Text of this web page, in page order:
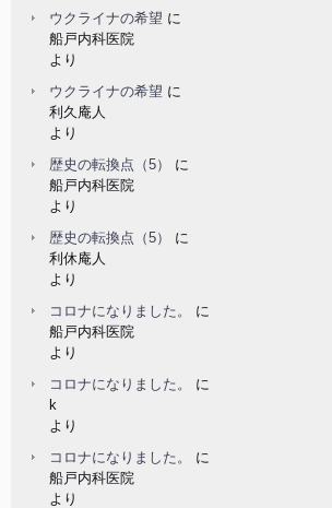
ウクライナの希望 に
船戸内科医院
より
ウクライナの希望 に
利久庵人
より
歴史の転換点（5）
に
船戸内科医院
より
歴史の転換点（5）
に
利休庵人
より
コロナになりました。
に
船戸内科医院
より
コロナになりました。
に
k
より
コロナになりました。
に
船戸内科医院
より